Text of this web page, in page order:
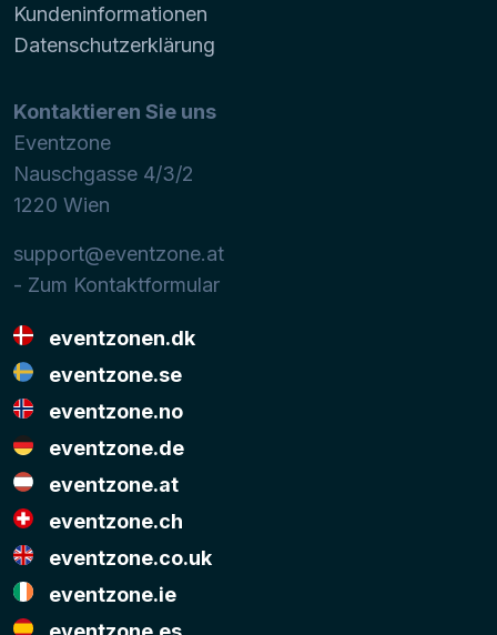
Kundeninformationen
Datenschutzerklärung
Kontaktieren Sie uns
Eventzone
Nauschgasse 4/3/2
1220 Wien
support@eventzone.at
- Zum Kontaktformular
eventzonen.dk
eventzone.se
eventzone.no
eventzone.de
eventzone.at
eventzone.ch
eventzone.co.uk
eventzone.ie